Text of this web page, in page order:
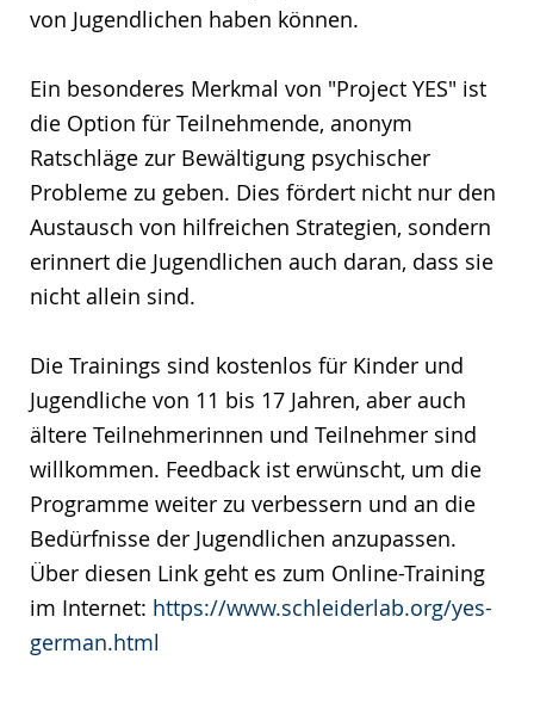
von Jugendlichen haben können.
Ein besonderes Merkmal von "Project YES" ist
die Option für Teilnehmende, anonym
Ratschläge zur Bewältigung psychischer
Probleme zu geben. Dies fördert nicht nur den
Austausch von hilfreichen Strategien, sondern
erinnert die Jugendlichen auch daran, dass sie
nicht allein sind.
Die Trainings sind kostenlos für Kinder und
Jugendliche von 11 bis 17 Jahren, aber auch
ältere Teilnehmerinnen und Teilnehmer sind
willkommen. Feedback ist erwünscht, um die
Programme weiter zu verbessern und an die
Bedürfnisse der Jugendlichen anzupassen.
Über diesen Link geht es zum Online-Training
im Internet: https://www.schleiderlab.org/yes-
german.html